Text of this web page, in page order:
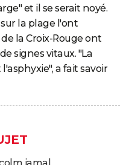
et il se serait noyé.
la plage l'ont
la Croix-Rouge ont
signes vitaux. "La
a fait savoir
jamal